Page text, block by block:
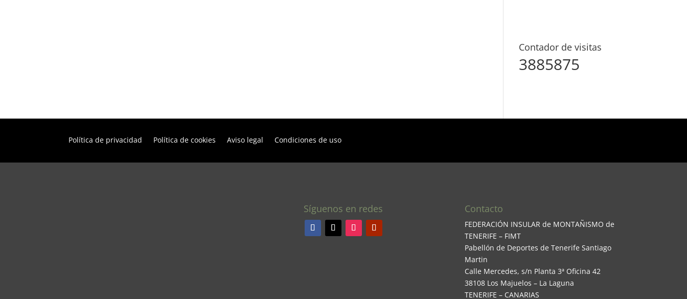
Contador de visitas
3885875
Política de privacidad Política de cookies Aviso legal Condiciones de uso
Síguenos en redes Contacto
FEDERACIÓN INSULAR de MONTAÑISMO de
TENERIFE – FIMT
Pabellón de Deportes de Tenerife Santiago
Martin
Calle Mercedes, s/n Planta 3ª Oficina 42
38108 Los Majuelos – La Laguna
TENERIFE – CANARIAS